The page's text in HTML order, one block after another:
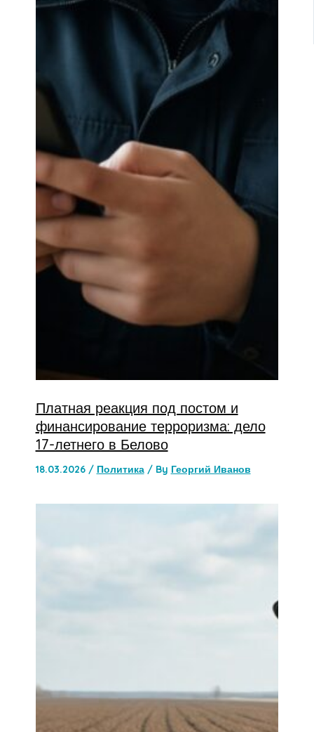
Платная реакция под постом и
финансирование терроризма: дело
17-летнего в Белово
18.03.2026 / Политика/ By Георгий Иванов